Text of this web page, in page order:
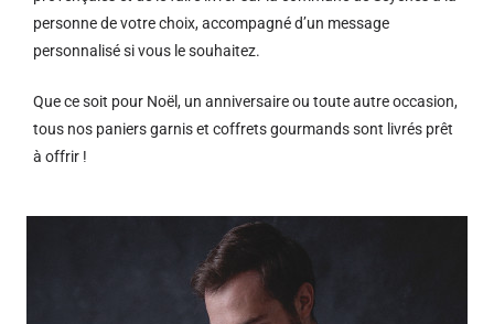
personne de votre choix, accompagné d’un message
personnalisé si vous le souhaitez.
Que ce soit pour Noël, un anniversaire ou toute autre occasion,
tous nos paniers garnis et coffrets gourmands sont livrés prêt
à offrir !